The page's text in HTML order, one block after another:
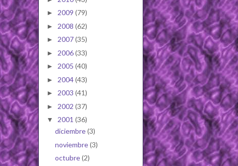
► 2009 (79)
► 2008 (62)
► 2007(35)
► 2006(33)
► 2005 (40)
► 2004(43)
► 2003 (41)
► 2002 (37)
▼ 2001 (36)
diciembre(3)
noviembre(3)
octubre(2)